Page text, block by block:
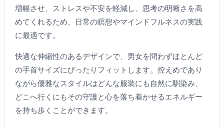
増幅させ、ストレスや不安を軽減し、思考の明晰さを高
めてくれるため、日常の瞑想やマインドフルネスの実践
に最適です。
快適な伸縮性のあるデザインで、男女を問わずほとんど
の手首サイズにぴったりフィットします。控えめであり
ながら優雅なスタイルはどんな服装にも自然に馴染み、
どこへ行くにもその守護と心を落ち着かせるエネルギー
を持ち歩くことができます。